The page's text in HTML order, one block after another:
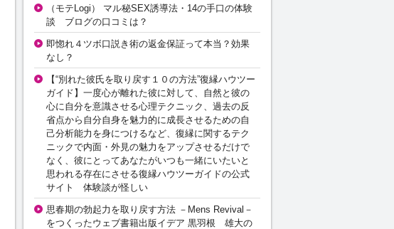
（モテLogi） マル秘SEX誘導法・14の手口の体験
談 ブログの口コミは？
即惚れ４ツボ口説き術の返金保証って本当？効果
なし？
【“別れた彼氏を取り戻す１０の方法”復縁ハウツー
ガイド】一度心が離れた彼に対して、自然と彼の
心に自分を意識させる心理テクニック、過去の反
省点から自分自身を魅力的に成長させるための自
己分析能力を身につけるなど、復縁に関するテク
ニックで内面・外見の魅力をアップさせるだけで
なく、彼にとってあなたがいつも一緒にいたいと
思われる存在にさせる復縁ハウツーガイドの公式
サイト 体験談が怪しい
思春期の勃起力を取り戻す方法 －Mens Revival－
をつくったウェブ書籍出版イデア 黒羽根 雄大の